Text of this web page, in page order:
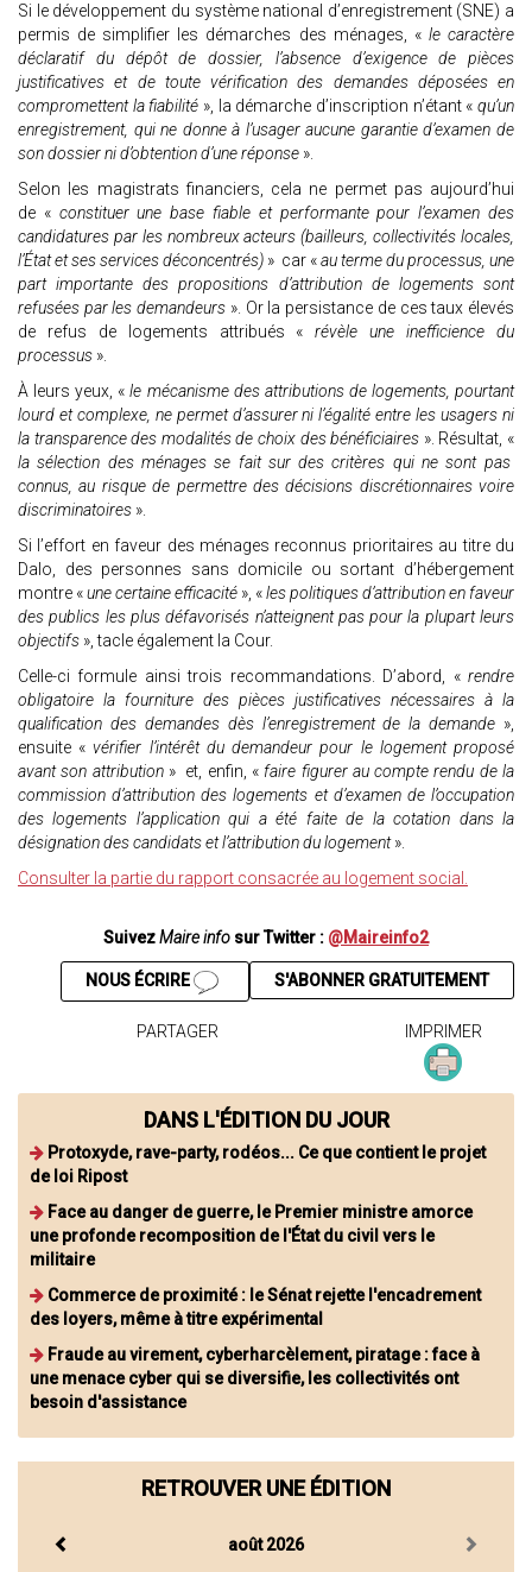
Si le développement du système national d’enregistrement (SNE) a
permis de simplifier les démarches des ménages, «le caractère
déclaratif du dépôt de dossier, l’absence d’exigence de pièces
justificatives et de toute vérification des demandes déposées en
compromettent la fiabilité », la démarche d’inscription n’étant «qu’un
enregistrement, qui ne donne à l’usager aucune garantie d’examen de
son dossier ni d’obtention d’une réponse ».
Selon les magistrats financiers, cela ne permet pas aujourd’hui
de «constituer une base fiable et performante pour l’examen des
candidatures par les nombreux acteurs (bailleurs, collectivités locales,
l’État et ses services déconcentrés) » car «au terme du processus, une
part importante des propositions d’attribution de logements sont
refusées par les demandeurs ». Or la persistance de ces taux élevés
de refus de logements attribués «révèle une inefficience du
processus ».
À leurs yeux, «le mécanisme des attributions de logements, pourtant
lourd et complexe, ne permet d’assurer ni l’égalité entre les usagers ni
la transparence des modalités de choix des bénéficiaires ». Résultat, «
la sélection des ménages se fait sur des critères qui ne sont pas
connus, au risque de permettre des décisions discrétionnaires voire
discriminatoires ».
Si l’effort en faveur des ménages reconnus prioritaires au titre du
Dalo, des personnes sans domicile ou sortant d’hébergement
montre «une certaine efficacité », «les politiques d’attribution en faveur
des publics les plus défavorisés n’atteignent pas pour la plupart leurs
objectifs », tacle également la Cour.
Celle-ci formule ainsi trois recommandations. D’abord, «rendre
obligatoire la fourniture des pièces justificatives nécessaires à la
qualification des demandes dès l’enregistrement de la demande »,
ensuite « vérifier l’intérêt du demandeur pour le logement proposé
avant son attribution » et, enfin, « faire figurer au compte rendu de la
commission d’attribution des logements et d’examen de l’occupation
des logements l’application qui a été faite de la cotation dans la
désignation des candidats et l’attribution du logement».
Consulter la partie du rapport consacrée au logement social.
SuivezMaire info sur Twitter : @Maireinfo2
S'ABONNER GRATUITEMENT
NOUS ÉCRIRE
PARTAGER IMPRIMER
DANS L'ÉDITION DU JOUR
Protoxyde, rave-party, rodéos... Ce que contient le projet
de loi Ripost
Face au danger de guerre, le Premier ministre amorce
une profonde recomposition de l'État du civil vers le
militaire
Commerce de proximité : le Sénat rejette l'encadrement
des loyers, même à titre expérimental
Fraude au virement, cyberharcèlement, piratage : face à
une menace cyber qui se diversifie, les collectivités ont
besoin d'assistance
RETROUVER UNE ÉDITION
août 2026